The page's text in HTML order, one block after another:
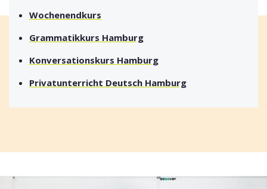
Wochenendkurs
Grammatikkurs Hamburg
Konversationskurs Hamburg
Privatunterricht Deutsch Hamburg